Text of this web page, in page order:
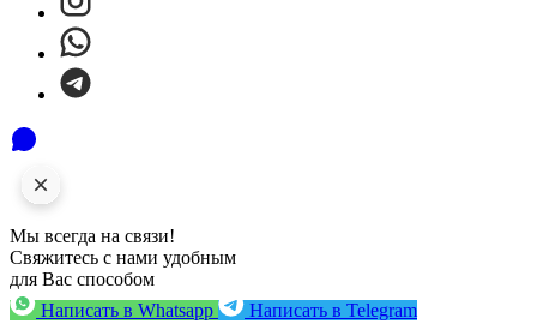
Мы всегда на связи!
Свяжитесь с нами удобным
для Вас способом
Написать в Whatsapp
Написать в Telegram